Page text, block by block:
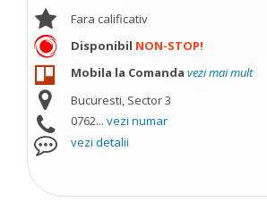
Fara calificativ
Disponibil NON-STOP!
Mobila la Comanda vezi mai mult
Bucuresti, Sector 3
0762... vezi numar
vezi detalii